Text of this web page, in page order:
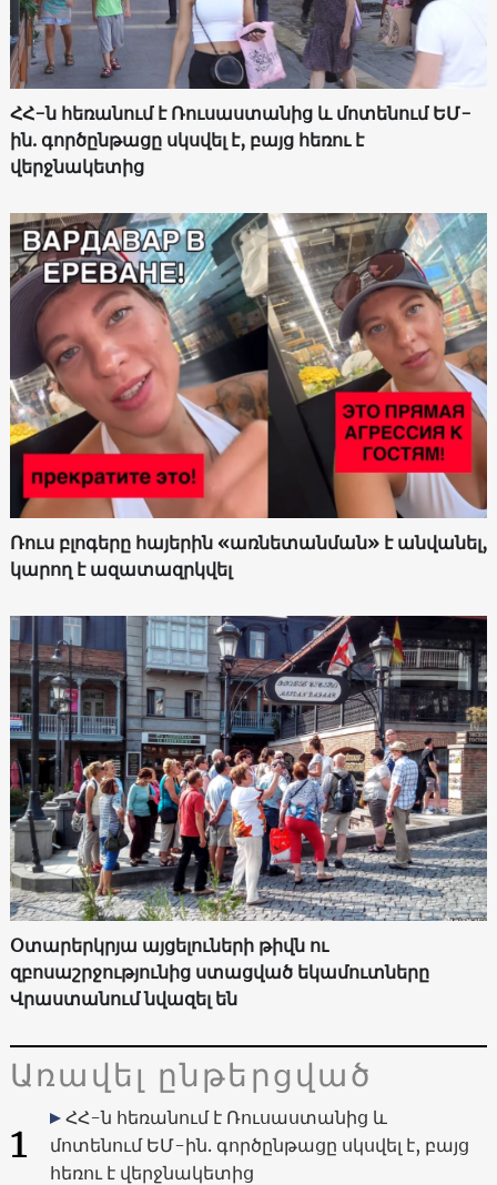
ՀՀ-ն հեռանում է Ռուսաստանից և մոտենում ԵՄ-
ին. գործընթացը սկսվել է, բայց հեռու է
վերջնակետից
Ռուս բլոգերը հայերին «առնետանման» է անվանել,
կարող է ազատազրկվել
Օտարերկրյա այցելուների թիվն ու
զբոսաշրջությունից ստացված եկամուտները
Վրաստանում նվազել են
Առավել ընթերցված
1
ՀՀ-ն հեռանում է Ռուսաստանից և
մոտենում ԵՄ-ին. գործընթացը սկսվել է, բայց
հեռու է վերջնակետից